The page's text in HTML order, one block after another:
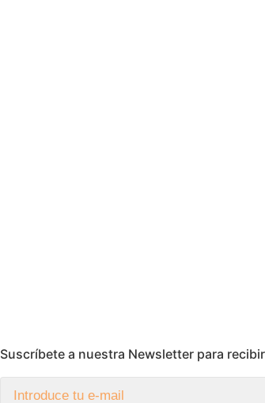
Suscríbete a nuestra Newsletter para